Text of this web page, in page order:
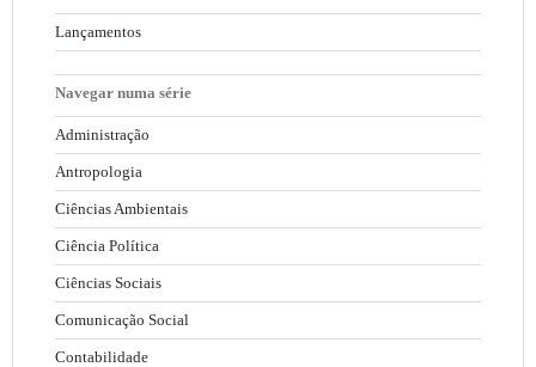
Lançamentos
Navegar numa série
Administração
Antropologia
Ciências Ambientais
Ciência Política
Ciências Sociais
Comunicação Social
Contabilidade